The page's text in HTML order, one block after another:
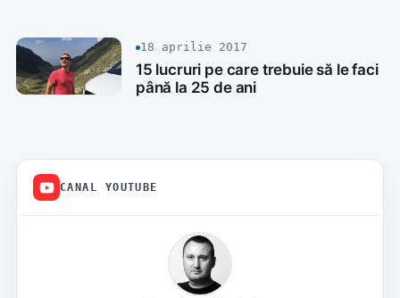
18 aprilie 2017
15 lucruri pe care trebuie să le faci
până la 25 de ani
CANAL YOUTUBE